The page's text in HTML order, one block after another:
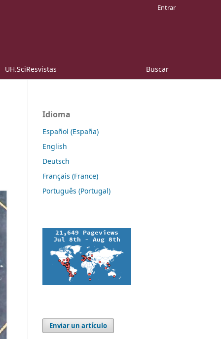
UH.SciResvistas Buscar
Entrar
Idioma
Español (España)
English
Deutsch
Français (France)
Português (Portugal)
Enviar un artículo